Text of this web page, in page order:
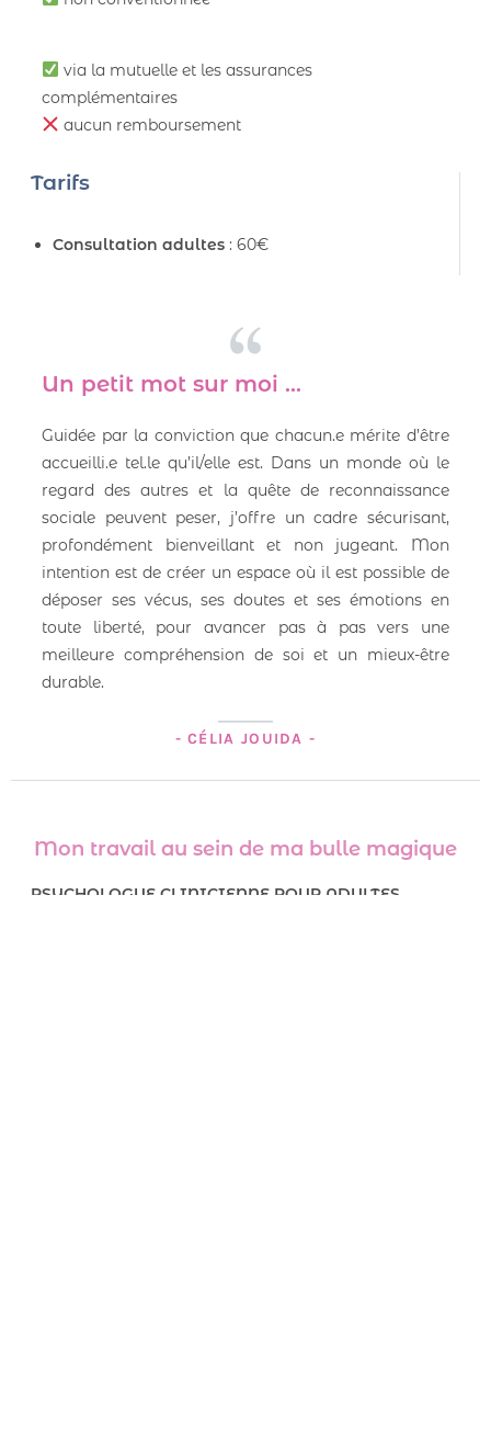
via la mutuelle et les assurances
complémentaires
aucun remboursement
Tarifs
Consultation adultes : 60€
Un petit mot sur moi ...
Guidée par la conviction que chacun.e mérite d’être
accueilli.e tel.le qu’il/elle est. Dans un monde où le
regard des autres et la quête de reconnaissance
sociale peuvent peser, j’offre un cadre sécurisant,
profondément bienveillant et non jugeant. Mon
intention est de créer un espace où il est possible de
déposer ses vécus, ses doutes et ses émotions en
toute liberté, pour avancer pas à pas vers une
meilleure compréhension de soi et un mieux-être
durable.
- CÉLIA JOUIDA -
Mon travail au sein de ma bulle magique
PSYCHOLOGUE CLINICIENNE POUR ADULTES